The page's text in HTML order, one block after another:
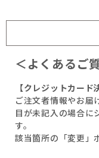
＜よくあるご
【クレジットカード
ご注文者情報やお届
目が未記入の場合に
す。
該当箇所の「変更」